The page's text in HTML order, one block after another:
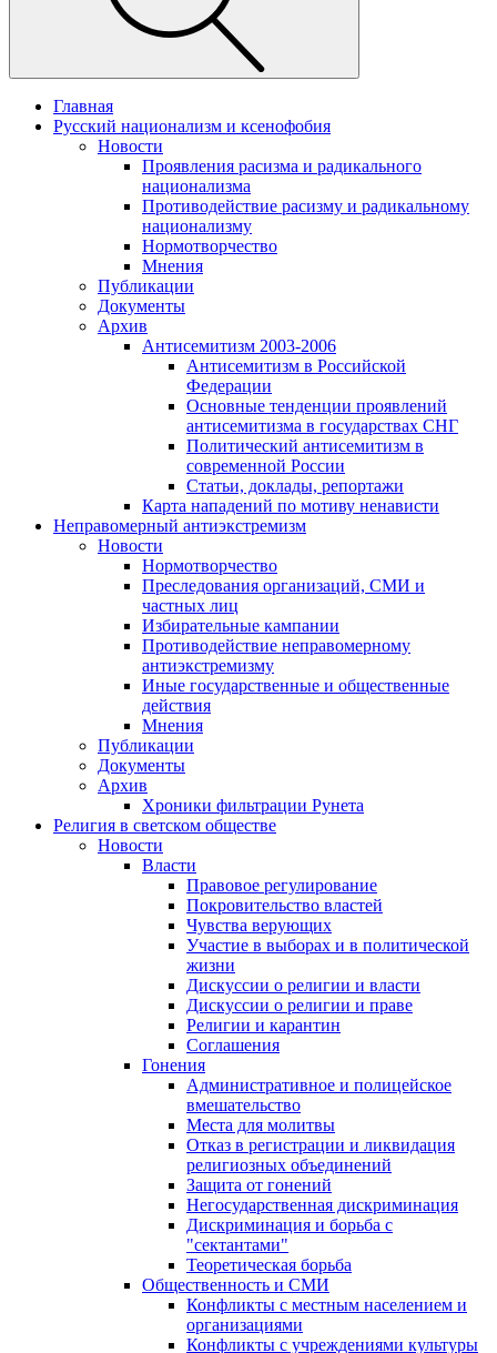
Главная
Русский национализм и ксенофобия
Новости
Проявления расизма и радикального
национализма
Противодействие расизму и радикальному
национализму
Нормотворчество
Мнения
Публикации
Документы
Архив
Антисемитизм 2003-2006
Антисемитизм в Российской
Федерации
Основные тенденции проявлений
антисемитизма в государствах СНГ
Политический антисемитизм в
современной России
Статьи, доклады, репортажи
Карта нападений по мотиву ненависти
Неправомерный антиэкстремизм
Новости
Нормотворчество
Преследования организаций, СМИ и
частных лиц
Избирательные кампании
Противодействие неправомерному
антиэкстремизму
Иные государственные и общественные
действия
Мнения
Публикации
Документы
Архив
Хроники фильтрации Рунета
Религия в светском обществе
Новости
Власти
Правовое регулирование
Покровительство властей
Чувства верующих
Участие в выборах и в политической
жизни
Дискуссии о религии и власти
Дискуссии о религии и праве
Религии и карантин
Соглашения
Гонения
Административное и полицейское
вмешательство
Места для молитвы
Отказ в регистрации и ликвидация
религиозных объединений
Защита от гонений
Негосударственная дискриминация
Дискриминация и борьба с
"сектантами"
Теоретическая борьба
Общественность и СМИ
Конфликты с местным населением и
организациями
Конфликты с учреждениями культуры